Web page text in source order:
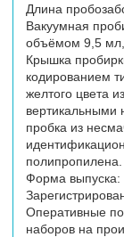
Длина
Вакуумная
объёмом 9,5 мл,
Крышка
кодированием
желтого цвета
вертикальными
пробка из
полипропилена.
Форма выпуска:
Оперативные
наборов на